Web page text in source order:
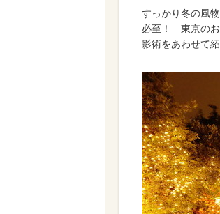
すっかり冬の風
必至！ 東京のお
影術をあわせて